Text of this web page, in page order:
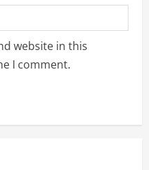
website in this
I comment.